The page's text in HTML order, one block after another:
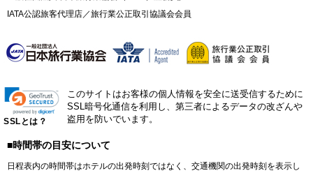
IATA公認旅客代理店／旅行業公正取引協議会会員
SSLとは？
このサイトはお客様の個人情報を安全に送受信するために
SSL暗号化通信を利用し、第三者によるデータの改ざんや
盗用を防いでいます。
■時間帯の目安について
日程表内の時間帯はホテルの出発時刻ではなく、交通機関の出発時刻を表示し